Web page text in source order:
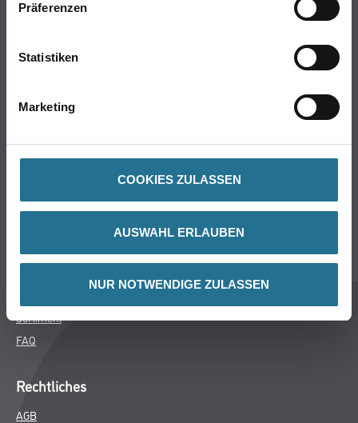
Präferenzen
Statistiken
Marketing
COOKIES ZULASSEN
AUSWAHL ERLAUBEN
NUR NOTWENDIGE ZULASSEN
Putze- und Spachtelmassen
Wand- & Deckenbeläge
Späth Knoll GmbH
Aktuelles
Sortiment
FAQ
Rechtliches
AGB